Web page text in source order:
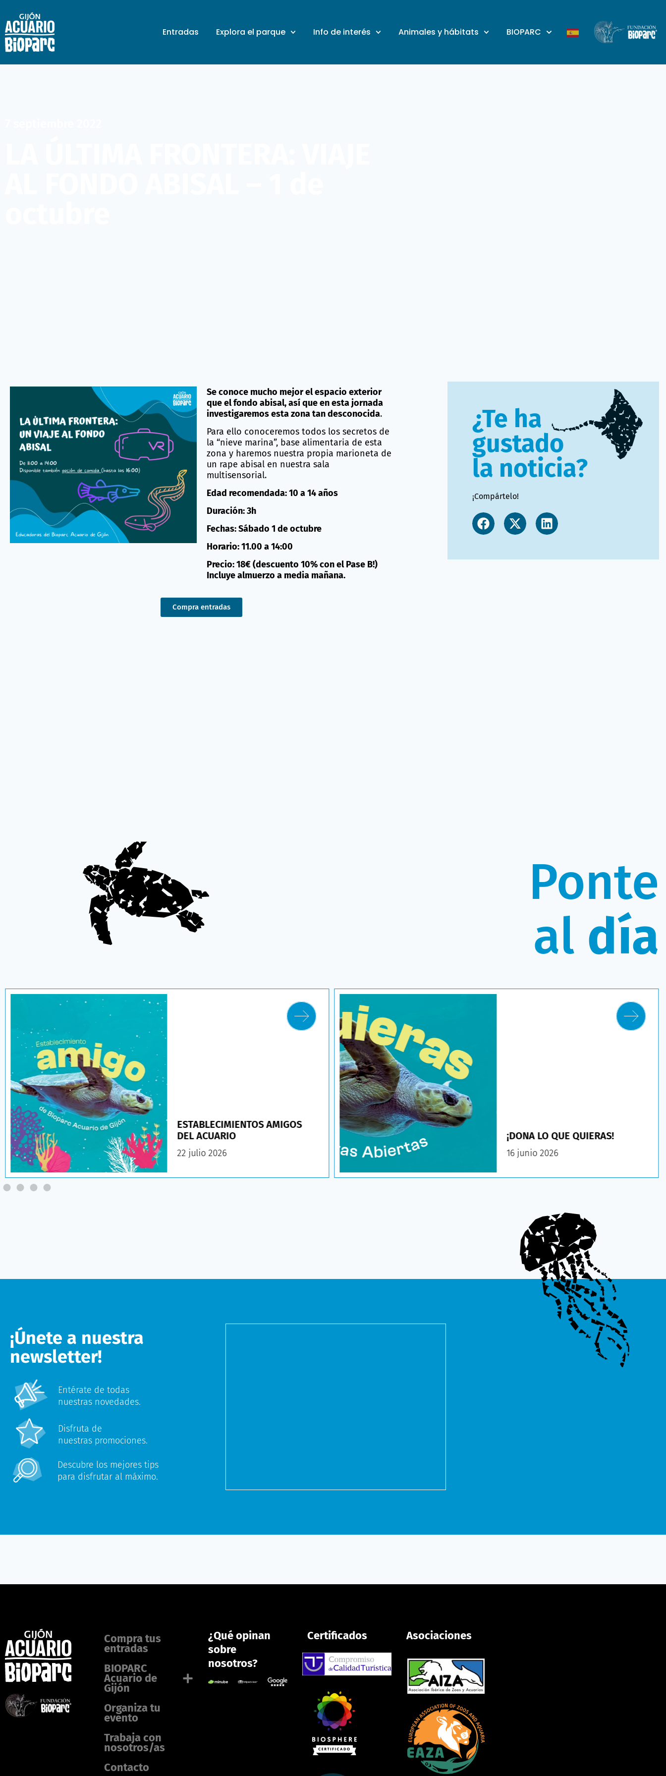
Entradas Explora el parque Info de interés Animales y hábitats BIOPARC
Se conoce mucho mejor el espacio exterior
que el fondo abisal, así que en esta jornada
investigaremos esta zona tan desconocida.
Para ello conoceremos todos los secretos de
la “nieve marina”, base alimentaria de esta
zona y haremos nuestra propia marioneta de
un rape abisal en nuestra sala
multisensorial.
Edad recomendada: 10 a 14 años
Duración: 3h
Fechas: Sábado 1 de octubre
Horario: 11.00 a 14:00
Precio: 18€ (descuento 10% con el Pase B!)
Incluye almuerzo a media mañana.
Compra entradas
¿Te ha
gustado
la noticia?
¡Compártelo!
Ponte
al día
ESTABLECIMIENTOS AMIGOS
DEL ACUARIO
22 julio 2026
¡DONA LO QUE QUIERAS!
16 junio 2026
¡Únete a nuestra
newsletter!
Entérate de todas
nuestras novedades.
Disfruta de
nuestras promociones.
Descubre los mejores tips
para disfrutar al máximo.
Compra tus
entradas
BIOPARC
Acuario de
Gijón
Organiza tu
evento
Trabaja con
nosotros/as
Contacto
¿Qué opinan
sobre
nosotros?
Certificados Asociaciones